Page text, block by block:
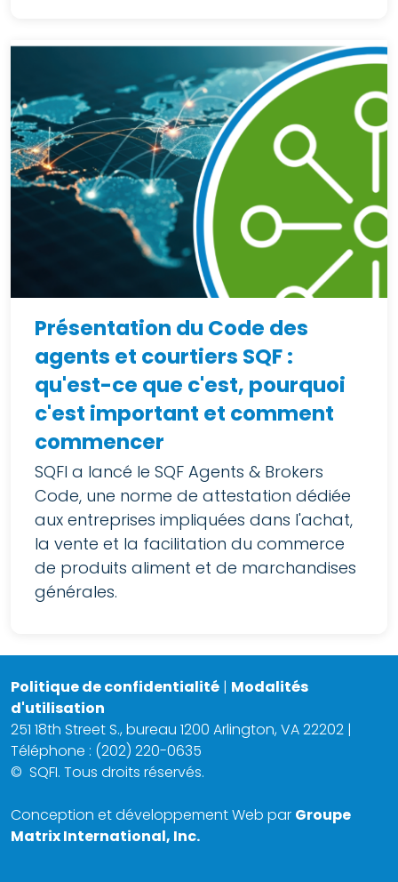
Présentation du Code des
agents et courtiers SQF :
qu'est-ce que c'est, pourquoi
c'est important et comment
commencer
SQFI a lancé le SQF Agents & Brokers
Code, une norme de attestation dédiée
aux entreprises impliquées dans l'achat,
la vente et la facilitation du commerce
de produits aliment et de marchandises
générales.
Politique de confidentialité | Modalités
d'utilisation
251 18th Street S., bureau 1200 Arlington, VA 22202 |
Téléphone : (202) 220-0635
© SQFI. Tous droits réservés.
Conception et développement Web par Groupe
Matrix International, Inc.